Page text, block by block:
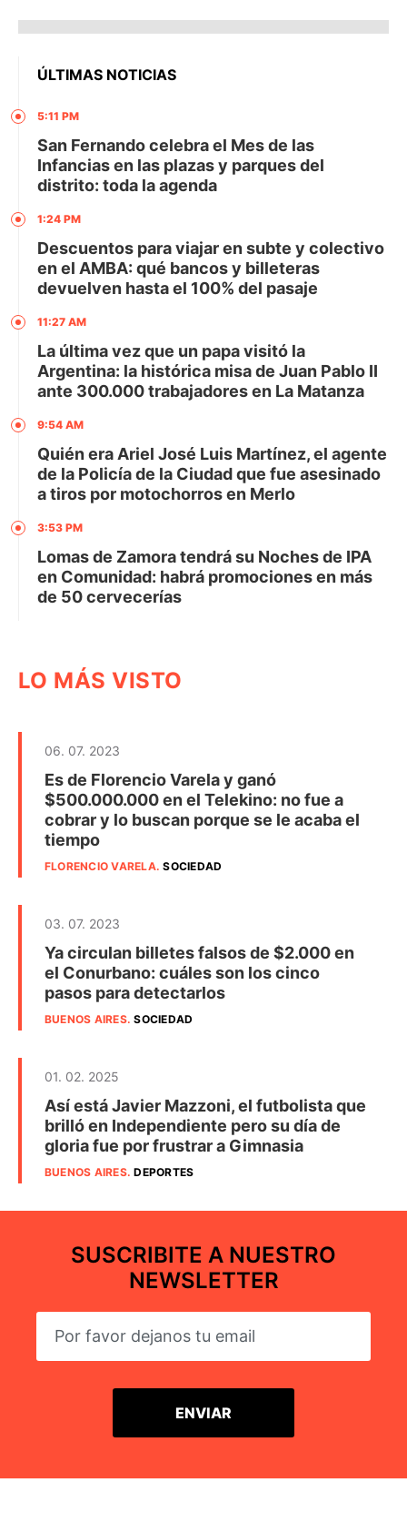
ÚLTIMAS NOTICIAS
5:11 PM
San Fernando celebra el Mes de las
Infancias en las plazas y parques del
distrito: toda la agenda
1:24 PM
Descuentos para viajar en subte y colectivo
en el AMBA: qué bancos y billeteras
devuelven hasta el 100% del pasaje
11:27 AM
La última vez que un papa visitó la
Argentina: la histórica misa de Juan Pablo II
ante 300.000 trabajadores en La Matanza
9:54 AM
Quién era Ariel José Luis Martínez, el agente
de la Policía de la Ciudad que fue asesinado
a tiros por motochorros en Merlo
3:53 PM
Lomas de Zamora tendrá su Noches de IPA
en Comunidad: habrá promociones en más
de 50 cervecerías
LO MÁS VISTO
06. 07. 2023
Es de Florencio Varela y ganó
$500.000.000 en el Telekino: no fue a
cobrar y lo buscan porque se le acaba el
tiempo
FLORENCIO VARELA.SOCIEDAD
03. 07. 2023
Ya circulan billetes falsos de $2.000 en
el Conurbano: cuáles son los cinco
pasos para detectarlos
BUENOS AIRES.SOCIEDAD
01. 02. 2025
Así está Javier Mazzoni, el futbolista que
brilló en Independiente pero su día de
gloria fue por frustrar a Gimnasia
BUENOS AIRES.DEPORTES
SUSCRIBITE A NUESTRO
NEWSLETTER